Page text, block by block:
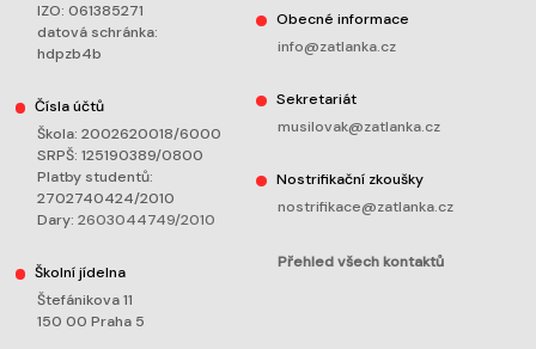
IZO: 061385271
datová schránka:
hdpzb4b
Čísla účtů
Škola: 2002620018/6000
SRPŠ: 125190389/0800
Platby studentů:
2702740424/2010
Dary: 2603044749/2010
Školní jídelna
Štefánikova 11
150 00 Praha 5
Obecné informace
info@zatlanka.cz
Sekretariát
musilovak@zatlanka.cz
Nostrifikační zkoušky
nostrifikace@zatlanka.cz
Přehled všech kontaktů